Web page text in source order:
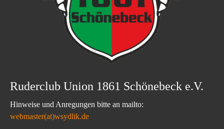
Ruderclub Union 1861 Schönebeck e.V.
Hinweise und Anregungen bitte an mailto:
webmaster(at)wsydlik.de